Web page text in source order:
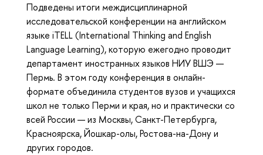
Подведены итоги междисциплинарной
исследовательской конференции на английском
языке iTELL (International Thinking and English
Language Learning), которую ежегодно проводит
департамент иностранных языков НИУ ВШЭ —
Пермь. В этом году конференция в онлайн-
формате объединила студентов вузов и учащихся
школ не только Перми и края, но и практически со
всей России — из Москвы, Санкт-Петербурга,
Красноярска, Йошкар-олы, Ростова-на-Дону и
других городов.